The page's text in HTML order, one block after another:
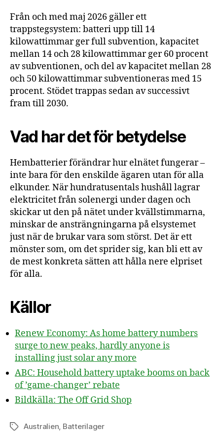
Från och med maj 2026 gäller ett
trappstegsystem: batteri upp till 14
kilowattimmar ger full subvention, kapacitet
mellan 14 och 28 kilowattimmar ger 60 procent
av subventionen, och del av kapacitet mellan 28
och 50 kilowattimmar subventioneras med 15
procent. Stödet trappas sedan av successivt
fram till 2030.
Vad har det för betydelse
Hembatterier förändrar hur elnätet fungerar –
inte bara för den enskilde ägaren utan för alla
elkunder. När hundratusentals hushåll lagrar
elektricitet från solenergi under dagen och
skickar ut den på nätet under kvällstimmarna,
minskar de ansträngningarna på elsystemet
just när de brukar vara som störst. Det är ett
mönster som, om det sprider sig, kan bli ett av
de mest konkreta sätten att hålla nere elpriset
för alla.
Källor
Renew Economy: As home battery numbers
surge to new peaks, hardly anyone is
installing just solar any more
ABC: Household battery uptake booms on back
of ’game-changer’ rebate
Bildkälla: The Off Grid Shop
EtiketterAustralien Batterilager